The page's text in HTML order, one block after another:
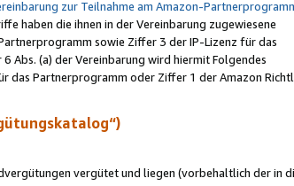
zur Teilnahme am Amazon-
haben die ihnen in der Vereinbarung zugewiesene
sowie Ziffer 3 der IP-Lizenz für das
Abs. (a) der Vereinbarung wird hiermit Folgendes
das Partnerprogramm oder Ziffer 1 der Amazon
vergütet und liegen (vorbehaltlich der in